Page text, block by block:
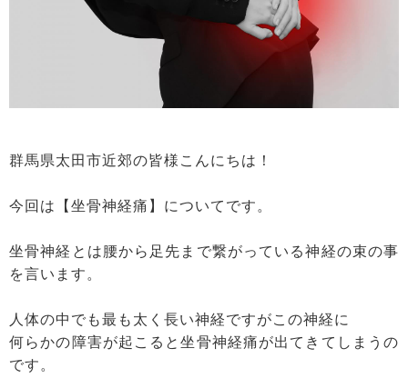
群馬県太田市近郊の皆様こんにちは！
今回は【坐骨神経痛】についてです。
坐骨神経とは腰から足先まで繋がっている神経の束の事
を言います。
人体の中でも最も太く長い神経ですがこの神経に
何らかの障害が起こると坐骨神経痛が出てきてしまうの
です。